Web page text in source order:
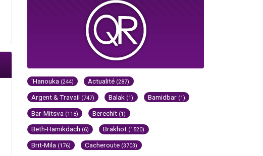
'Hanouka (244) Actualité (287)
Argent & Travail (747) Balak (1) Bamidbar (1)
Bar-Mitsva (118) Berechit (1)
Beth-Hamikdach (6) Brakhot (1520)
Brit-Mila (176) Cacheroute (3703)